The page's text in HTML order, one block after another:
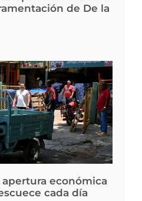
de De la
económica
cada día